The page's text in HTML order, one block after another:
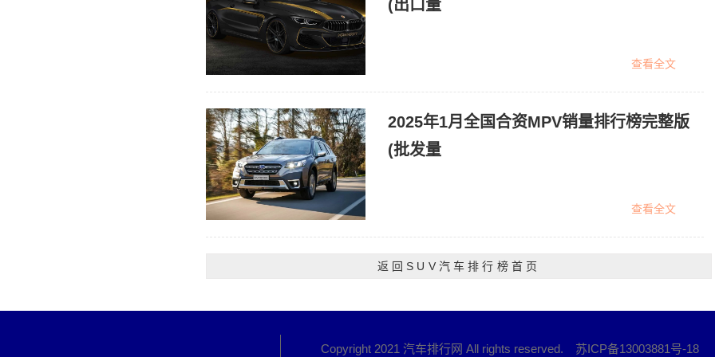
(出口量
查看全文
2025年1月全国合资MPV销量排行榜完整版
(批发量
查看全文
返回SUV汽车排行榜首页
Copyright 2021 汽车排行网 All rights reserved. 苏ICP备13003881号-18